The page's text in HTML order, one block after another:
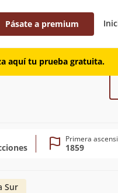
Pásate a premium
aquí tu prueba gratuita.
Primera
1859
Sur